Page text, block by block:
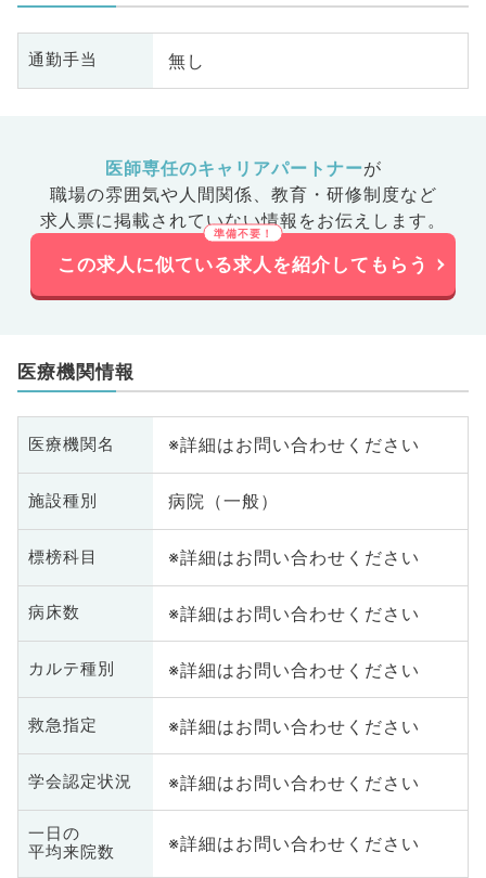
通勤手当 無し
医師専任のキャリアパートナーが
職場の雰囲気や人間関係、 教育・研修制度など
求人票に掲載されていない情報をお伝えします。
この求人に似ている求人を紹介してもらう
医療機関情報
医療機関名 ※詳細はお問い合わせください
施設種別 病院（一般）
標榜科目 ※詳細はお問い合わせください
病床数 ※詳細はお問い合わせください
カルテ種別 ※詳細はお問い合わせください
救急指定 ※詳細はお問い合わせください
学会認定状況 ※詳細はお問い合わせください
一日の
平均来院数
※詳細はお問い合わせください